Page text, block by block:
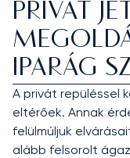
PRIVÁT
IPARÁG
A privát repüléssel
eltérőek. Annak
felülmúljuk
alább felsorolt